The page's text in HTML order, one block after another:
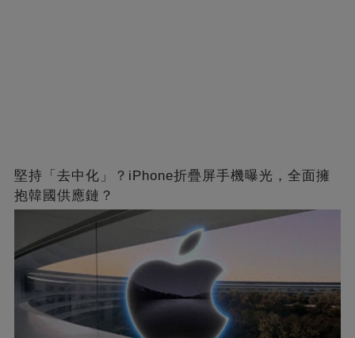
堅持「去中化」？iPhone折疊屏手機曝光，全面擁
抱韓國供應鏈？